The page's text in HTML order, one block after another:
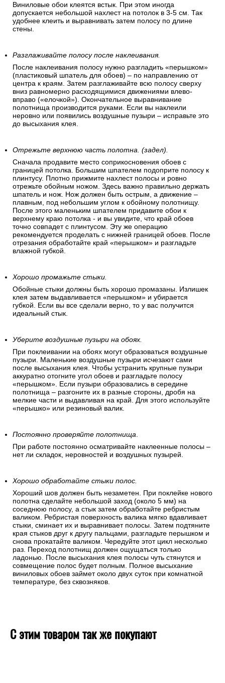
Виниловые обои клеятся встык. При этом иногда
допускается небольшой нахлест на потолок в 3-5 см. Так
удобнее клеить и выравнивать затем полосу по длине
стены.
Разглаживайте полосу после наклеивания.
После наклеивания полосу нужно разгладить «перышком»
(пластиковый шпатель для обоев) – по направлению от
центра к краям. Затем разглаживайте всю полосу сверху
вниз равномерно расходящимися движениями влево-
вправо («елочкой»). Окончательное выравнивание
полотнища производится руками. Если вы наклеили
неровно или появились воздушные пузыри – исправьте это
до высыхания клея.
Отрежьте верхнюю часть полотна. (задел).
Сначала продавите место соприкосновения обоев с
границей потолка. Большим шпателем подоприте полосу к
плинтусу. Плотно прижмите нахлест полосы и ровно
отрежьте обойным ножом. Здесь важно правильно держать
шпатель и нож. Нож должен быть острым, а движение –
плавным, под небольшим углом к обойному полотнищу.
После этого маленьким шпателем придавите обои к
верхнему краю потолка - и вы увидите, что край обоев
точно совпадет с плинтусом. Эту же операцию
рекомендуется проделать с нижней границей обоев. После
отрезания обработайте край «перышком» и разгладьте
влажной губкой.
Хорошо промажьте стыки.
Обойные стыки должны быть хорошо промазаны. Излишек
клея затем выдавливается «перышком» и убирается
губкой. Если вы все сделали верно, то у вас получится
идеальный стык.
Уберите воздушные пузыри на обоях.
При поклеивании на обоях могут образоваться воздушные
пузыри. Маленькие воздушные пузыри исчезают сами
после высыхания клея. Чтобы устранить крупные пузыри
аккуратно отогните угол обоев и разгладьте полосу
«перышком». Если пузыри образовались в середине
полотнища – разгоните их в разные стороны, дробя на
мелкие части и выдавливая на край. Для этого используйте
«перышко» или резиновый валик.
Постоянно проверяйте полотнища.
При работе постоянно осматривайте наклеенные полосы –
нет ли складок, неровностей и воздушных пузырей.
Хорошо обработайте стыки полос.
Хороший шов должен быть незаметен. При поклейке нового
полотна сделайте небольшой заход (около 5 мм) на
соседнюю полосу, а стык затем обработайте ребристым
валиком. Ребристая поверхность валика мягко вдавливает
стыки, сминает их и выравнивает полосы. Затем подтяните
края стыков друг к другу пальцами, разгладьте перышком и
снова прокатайте валиком. Чередуйте этот цикл несколько
раз. Переход полотнищ должен ощущаться только
ладонью. После высыхания клея полосы чуть стянутся и
совмещение полос будет полным. Полное высыхание
виниловых обоев займет около двух суток при комнатной
температуре, без сквозняков.
С этим товаром так же покупают